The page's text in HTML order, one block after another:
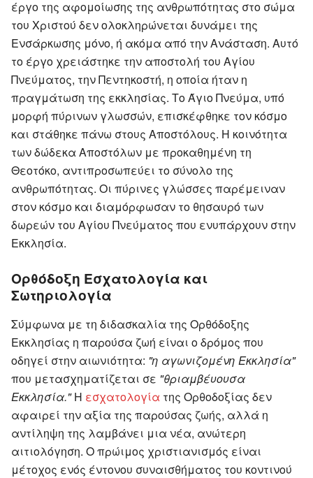
έργο της αφομοίωσης της ανθρωπότητας στο σώμα
του Χριστού δεν ολοκληρώνεται δυνάμει της
Ενσάρκωσης μόνο, ή ακόμα από την Ανάσταση. Αυτό
το έργο χρειάστηκε την αποστολή του Αγίου
Πνεύματος, την Πεντηκοστή, η οποία ήταν η
πραγμάτωση της εκκλησίας. Το Άγιο Πνεύμα, υπό
μορφή πύρινων γλωσσών, επισκέφθηκε τον κόσμο
και στάθηκε πάνω στους Αποστόλους. Η κοινότητα
των δώδεκα Αποστόλων με προκαθημένη τη
Θεοτόκο, αντιπροσωπεύει το σύνολο της
ανθρωπότητας. Οι πύρινες γλώσσες παρέμειναν
στον κόσμο και διαμόρφωσαν το θησαυρό των
δωρεών του Αγίου Πνεύματος που ενυπάρχουν στην
Εκκλησία.
Ορθόδοξη Εσχατολογία και
Σωτηριολογία
Σύμφωνα με τη διδασκαλία της Ορθόδοξης
Εκκλησίας η παρούσα ζωή είναι ο δρόμος που
οδηγεί στην αιωνιότητα: "η αγωνιζομένη Εκκλησία"
που μετασχηματίζεται σε "θριαμβέυουσα
Εκκλησία."Η εσχατολογία της Ορθοδοξίας δεν
αφαιρεί την αξία της παρούσας ζωής, αλλά η
αντίληψη της λαμβάνει μια νέα, ανώτερη
αιτιολόγηση. Ο πρώιμος χριστιανισμός είναι
μέτοχος ενός έντονου συναισθήματος του κοντινού